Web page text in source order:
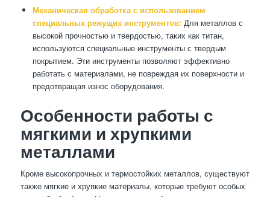
Механическая обработка с использованием
специальных режущих инструментов:Для металлов с
высокой прочностью и твердостью, таких как титан,
используются специальные инструменты с твердым
покрытием. Эти инструменты позволяют эффективно
работать с материалами, не повреждая их поверхности и
предотвращая износ оборудования.
Особенности работы с
мягкими и хрупкими
металлами
Кроме высокопрочных и термостойких металлов, существуют
также мягкие и хрупкие материалы, которые требуют особых